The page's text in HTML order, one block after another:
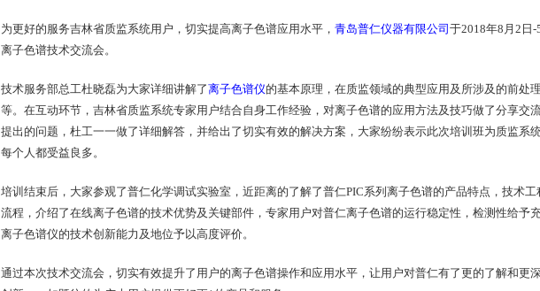
为更好的服务吉林省质监系统用户，切实提高离子色谱应用水平， 青岛普仁仪器有限公司 于2018年8月2日
离子色谱技术交流会。
技术服务部总工杜晓磊为大家详细讲解了离子色谱仪的基本原理，在质监领域的典型应用及所涉及的前处
等。在互动环节，吉林省质监系统专家用户结合自身工作经验，对离子色谱的应用方法及技巧做了分享交
提出的问题，杜工一一做了详细解答，并给出了切实有效的解决方案，大家纷纷表示此次培训班为质监系
每个人都受益良多。
培训结束后，大家参观了普仁化学调试实验室，近距离的了解了普仁PIC系列离子色谱的产品特点，技术
流程，介绍了在线离子色谱的技术优势及关键部件，专家用户对普仁离子色谱的运行稳定性，检测性给予
离子色谱仪的技术创新能力及地位予以高度评价。
通过本次技术交流会，切实有效提升了用户的离子色谱操作和应用水平，让用户对普仁有了更的了解和更